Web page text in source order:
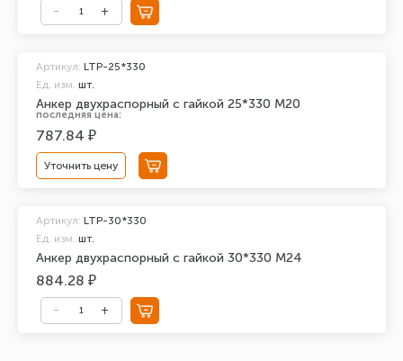
Анкер двухраспорный с гайкой 25*330 М20
Артикул: LTP-25*330
Ед. изм. шт.
последняя цена:
787.84 ₽
Уточнить цену
Анкер двухраспорный с гайкой 30*330 М24
Артикул: LTP-30*330
Ед. изм. шт.
884.28 ₽